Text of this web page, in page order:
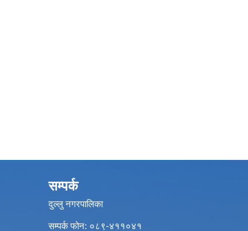
सम्पर्क
दुल्लु नगरपालिका
सम्पर्क फोन: ०८९-४११०४१